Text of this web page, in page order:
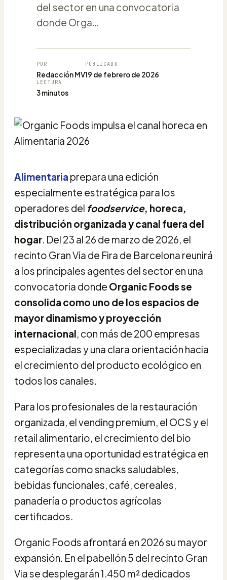
del sector en una convocatoria
donde Orga…
POR
Redacción MV
PUBLICADO
19 de febrero de 2026
LECTURA
3 minutos
Alimentaria prepara una edición
especialmente estratégica para los
operadores del foodservice, horeca,
distribución organizada y canal fuera del
hogar. Del 23 al 26 de marzo de 2026, el
recinto Gran Via de Fira de Barcelona reunirá
a los principales agentes del sector en una
convocatoria donde Organic Foods se
consolida como uno de los espacios de
mayor dinamismo y proyección
internacional, con más de 200 empresas
especializadas y una clara orientación hacia
el crecimiento del producto ecológico en
todos los canales.
Para los profesionales de la restauración
organizada, el vending premium, el OCS y el
retail alimentario, el crecimiento del bio
representa una oportunidad estratégica en
categorías como snacks saludables,
bebidas funcionales, café, cereales,
panadería o productos agrícolas
certificados.
Organic Foods afrontará en 2026 su mayor
expansión. En el pabellón 5 del recinto Gran
Via se desplegarán 1.450 m² dedicados